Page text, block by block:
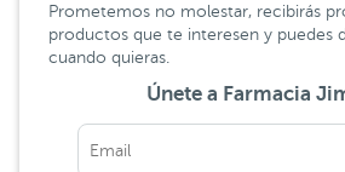
Prometemos no molestar, recibirás
productos que te interesen y puedes
cuando quieras.
Únete a Farmacia